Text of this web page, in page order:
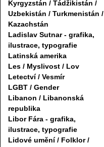
Kyrgyzstán / Tádžikistán /
Uzbekistán / Turkmenistán /
Kazachstán
Ladislav Sutnar - grafika,
ilustrace, typografie
Latinská amerika
Les / Myslivost / Lov
Letectví / Vesmír
LGBT / Gender
Libanon / Libanonská
republika
Libor Fára - grafika,
ilustrace, typografie
Lidové umění / Folklor /